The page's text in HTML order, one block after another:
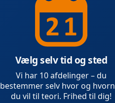
Vælg selv tid og sted
Vi har 10 afdelinger – du
bestemmer selv hvor og
du vil til teori. Frihed til dig!